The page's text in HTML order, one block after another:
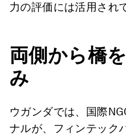
力の評価には活用され
両側から橋
み
ウガンダでは、国際
ナルが、フィンテック